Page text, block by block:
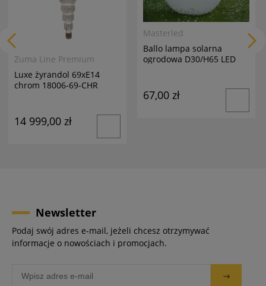
Zuma Line Premium
Luxe żyrandol 69xE14
chrom 18006-69-CHR
14 999,00 zł
Masterled
Ballo lampa solarna
ogrodowa D30/H65 LED
67,00 zł
Newsletter
Podaj swój adres e-mail, jeżeli chcesz otrzymywać
informacje o nowościach i promocjach.